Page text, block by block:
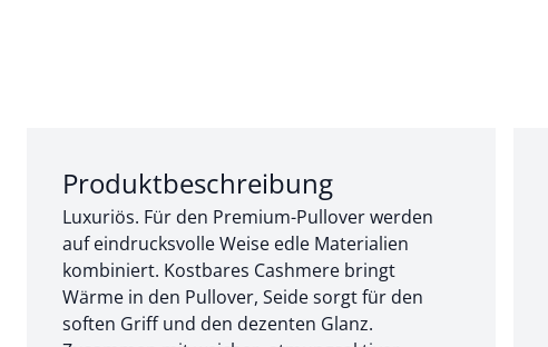
Abschnitt 1 von 3:
Produktbeschreibung
Luxuriös. Für den Premium-Pullover werden
auf eindrucksvolle Weise edle Materialien
kombiniert. Kostbares Cashmere bringt
Wärme in den Pullover, Seide sorgt für den
soften Griff und den dezenten Glanz.